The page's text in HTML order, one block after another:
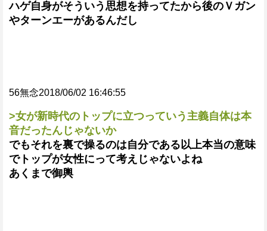
ハゲ自身がそういう思想を持ってたから後のＶガン
やターンエーがあるんだし
56無念2018/06/02 16:46:55
>女が新時代のトップに立つっていう主義自体は本
音だったんじゃないか
でもそれを裏で操るのは自分である以上本当の意味
でトップが女性にって考えじゃないよね
あくまで御輿